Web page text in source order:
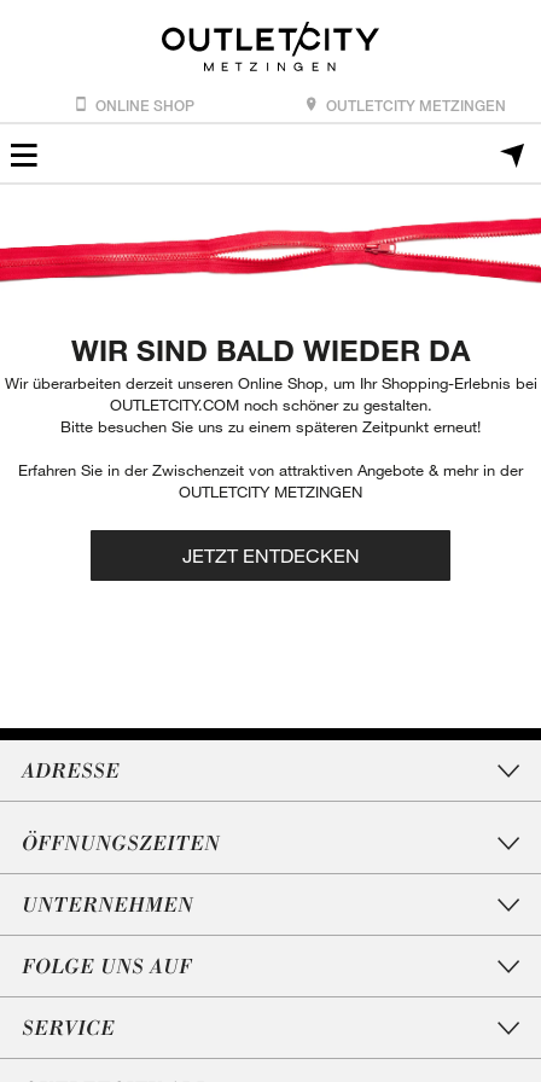
ONLINE SHOP OUTLETCITY METZINGEN
WIR SIND BALD WIEDER DA
Wir überarbeiten derzeit unseren Online Shop, um Ihr Shopping-Erlebnis bei
OUTLETCITY.COM noch schöner zu gestalten.
Bitte besuchen Sie uns zu einem späteren Zeitpunkt erneut!
Erfahren Sie in der Zwischenzeit von attraktiven Angebote & mehr in der
OUTLETCITY METZINGEN
JETZT ENTDECKEN
ADRESSE
ÖFFNUNGSZEITEN
UNTERNEHMEN
FOLGE UNS AUF
SERVICE